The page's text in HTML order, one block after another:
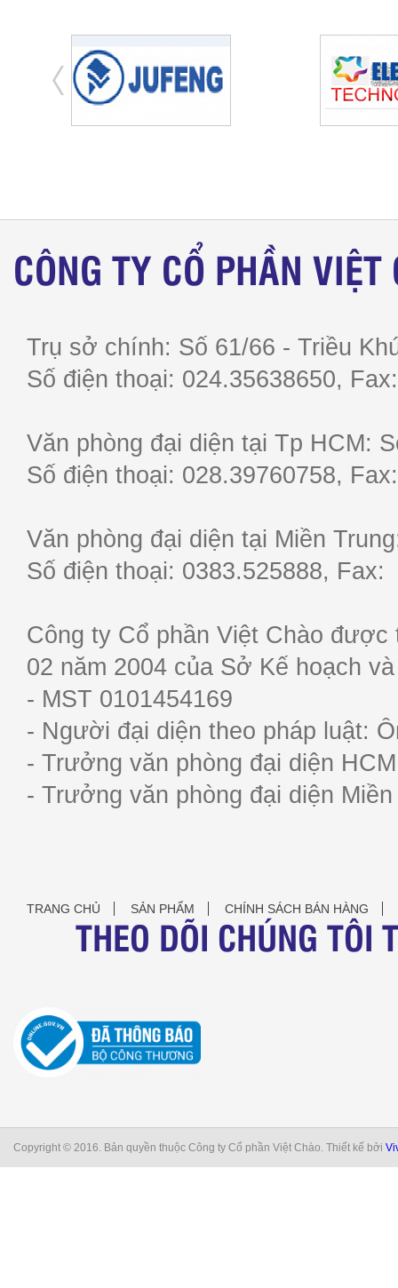
CÔNG TY CỔ PHẦN VIỆT
Trụ sở chính: Số 61/66 - Triều
Số điện thoại: 024.35638650,
Văn phòng đại diện tại Tp HCM:
Số điện thoại: 028.39760758,
Văn phòng đại diện tại Miền
Số điện thoại: 0383.525888,
Công ty Cổ phần Việt Chào được
02 năm 2004 của Sở Kế hoạch
- MST 0101454169
- Người đại diện theo pháp luật:
- Trưởng văn phòng đại diện
- Trưởng văn phòng đại diện
TRANG CHỦ SẢN PHẨM CHÍNH SÁCH BÁN HÀNG
THEO DÕI CHÚNG TÔI
Copyright © 2016. Bản quyền thuộc Công ty Cổ phần Việt Chào. Thiết kế bởi